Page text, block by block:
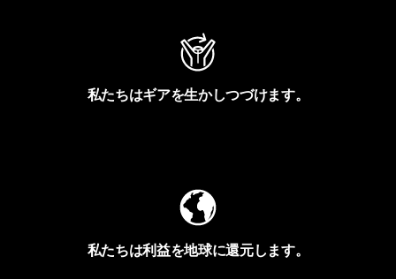
私たちはギアを生かしつづけます。
私たちは利益を地球に還元します。